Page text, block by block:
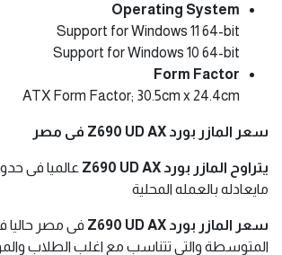
Operating System
Support for Windows 11 64-bit
Support for Windows 10 64-bit
Form Factor
ATX Form Factor; 30.5cm x 24.4cm
سعر المازر بورد Z690 UD AX فى مصر
يتراوح المازر بورد Z690 UD AX
مايعادله بالعمله المحلية
سعر المازر بورد Z690 UD AX
فى مصر حاليا
المتوسطة والتى تتناسب مع اغلب الطلاب